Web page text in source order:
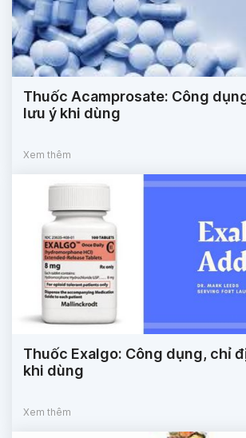
Thuốc Acamprosate: Công
lưu ý khi dùng
Xem thêm
Thuốc Exalgo: Công dụng, chỉ
khi dùng
Xem thêm